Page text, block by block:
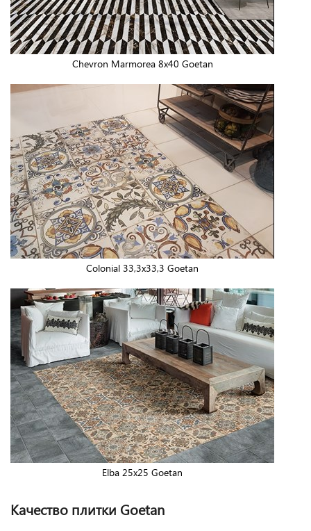
Chevron Marmorea 8x40 Goetan
Colonial 33,3x33,3 Goetan
Elba 25x25 Goetan
Качество плитки Goetan